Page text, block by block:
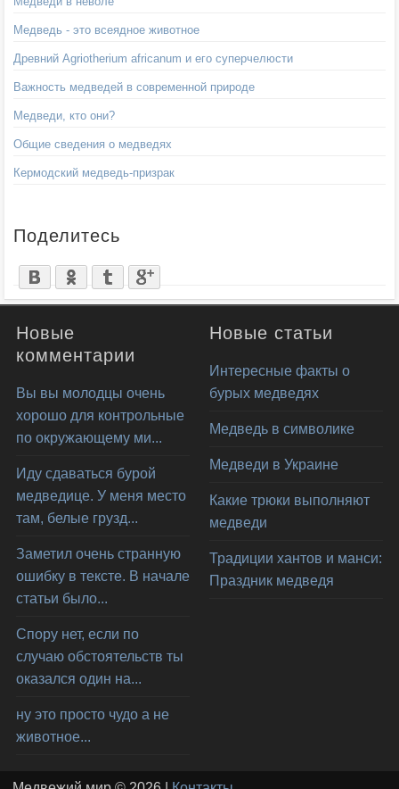
Медведь - это всеядное животное
Древний Agriotherium africanum и его суперчелюсти
Важность медведей в современной природе
Медведи, кто они?
Общие сведения о медведях
Кермодский медведь-призрак
Поделитесь
Новые
комментарии
Вы вы молодцы очень
хорошо для контрольные
по окружающему ми...
Иду сдаваться бурой
медведице. У меня место
там, белые грузд...
Заметил очень странную
ошибку в тексте. В начале
статьи было...
Спору нет, если по
случаю обстоятельств ты
оказался один на...
ну это просто чудо а не
животное...
Новые статьи
Интересные факты о
бурых медведях
Медведь в символике
Медведи в Украине
Какие трюки выполняют
медведи
Традиции хантов и манси:
Праздник медведя